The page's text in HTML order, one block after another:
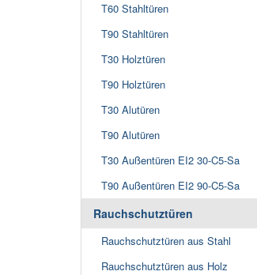
T60 Stahltüren
T90 Stahltüren
T30 Holztüren
T90 Holztüren
T30 Alutüren
T90 Alutüren
T30 Außentüren EI2 30-C5-Sa
T90 Außentüren EI2 90-C5-Sa
Rauchschutztüren
Rauchschutztüren aus Stahl
Rauchschutztüren aus Holz